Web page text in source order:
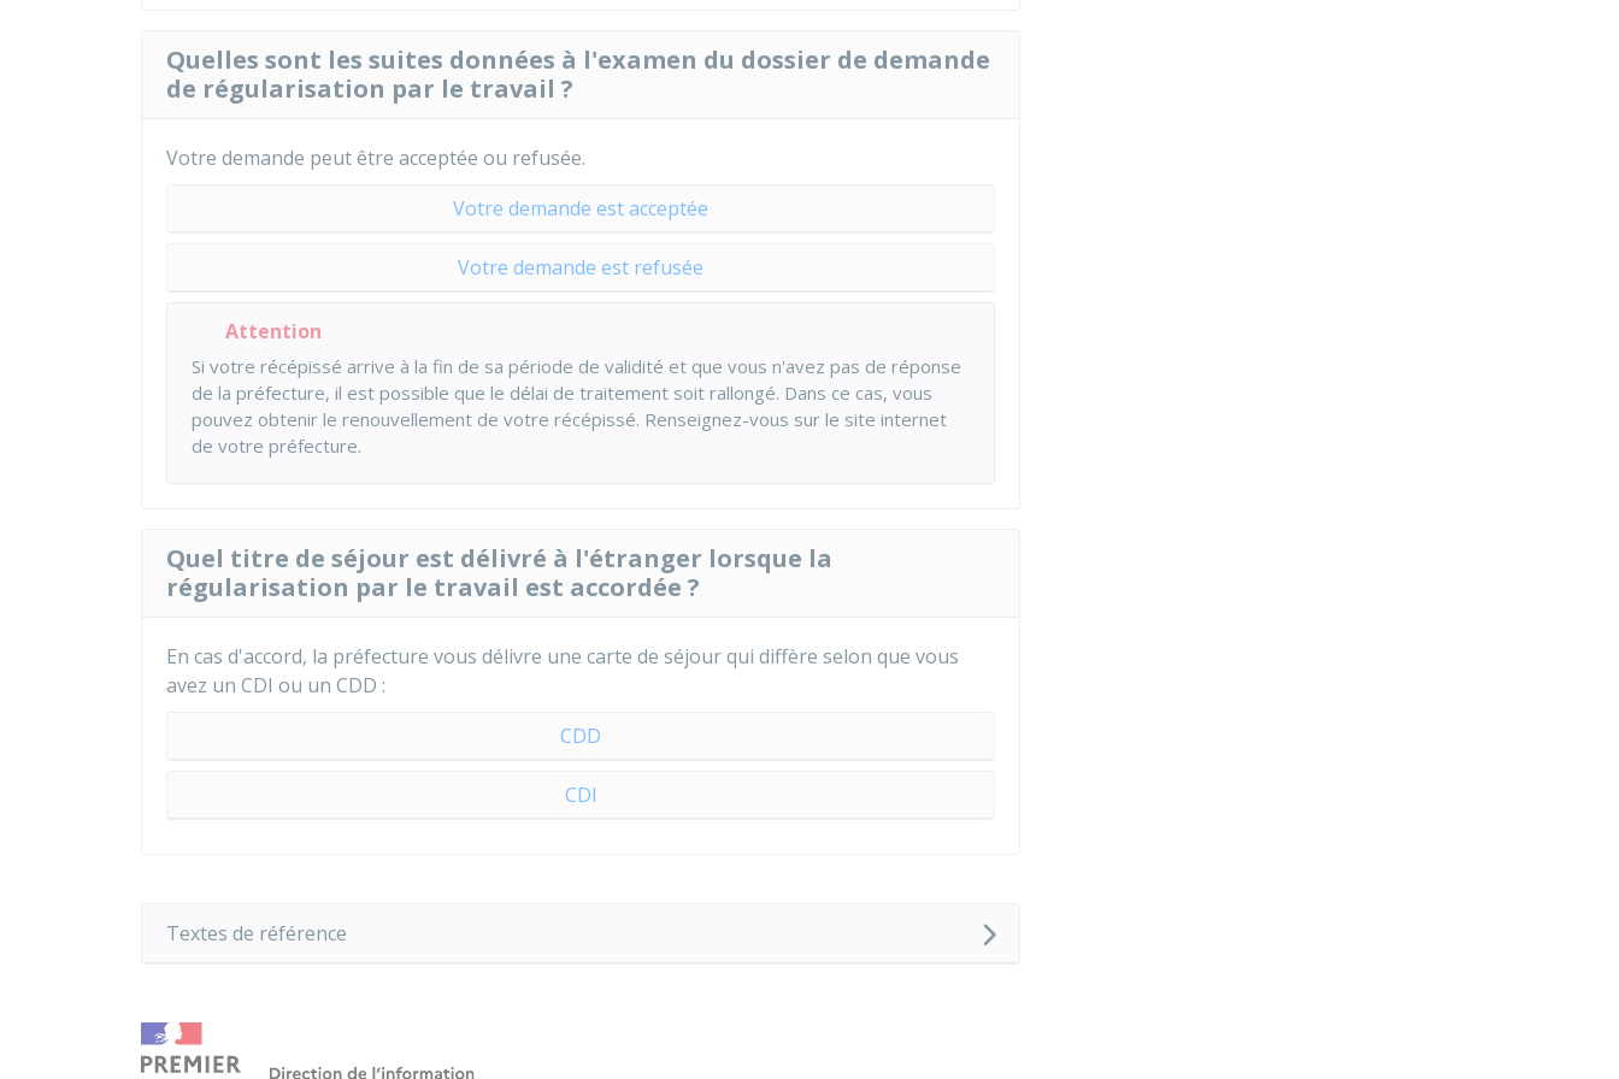
Quelles sont les suites données à l'examen du dossier de demande
de régularisation par le travail ?
Votre demande peut être acceptée ou refusée.
Votre demande est acceptée
Votre demande est refusée
Attention
Si votre récépissé arrive à la fin de sa période de validité et que vous n'avez pas de réponse
de la préfecture, il est possible que le délai de traitement soit rallongé. Dans ce cas, vous
pouvez obtenir le renouvellement de votre récépissé. Renseignez-vous sur le site internet
de votre préfecture.
Quel titre de séjour est délivré à l'étranger lorsque la
régularisation par le travail est accordée ?
En cas d'accord, la préfecture vous délivre une carte de séjour qui diffère selon que vous
avez un CDI ou un CDD :
CDD
CDI
Textes de référence